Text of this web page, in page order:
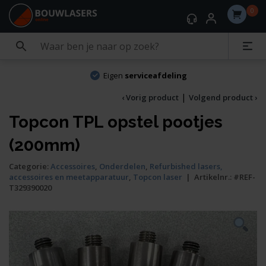
0
Eigenserviceafdeling
‹ Vorig product | Volgend product ›
Topcon TPL opstel pootjes
(200mm)
Categorie: Accessoires, Onderdelen, Refurbished lasers,
accessoires en meetapparatuur, Topcon laser | Artikelnr.: #REF-
T329390020